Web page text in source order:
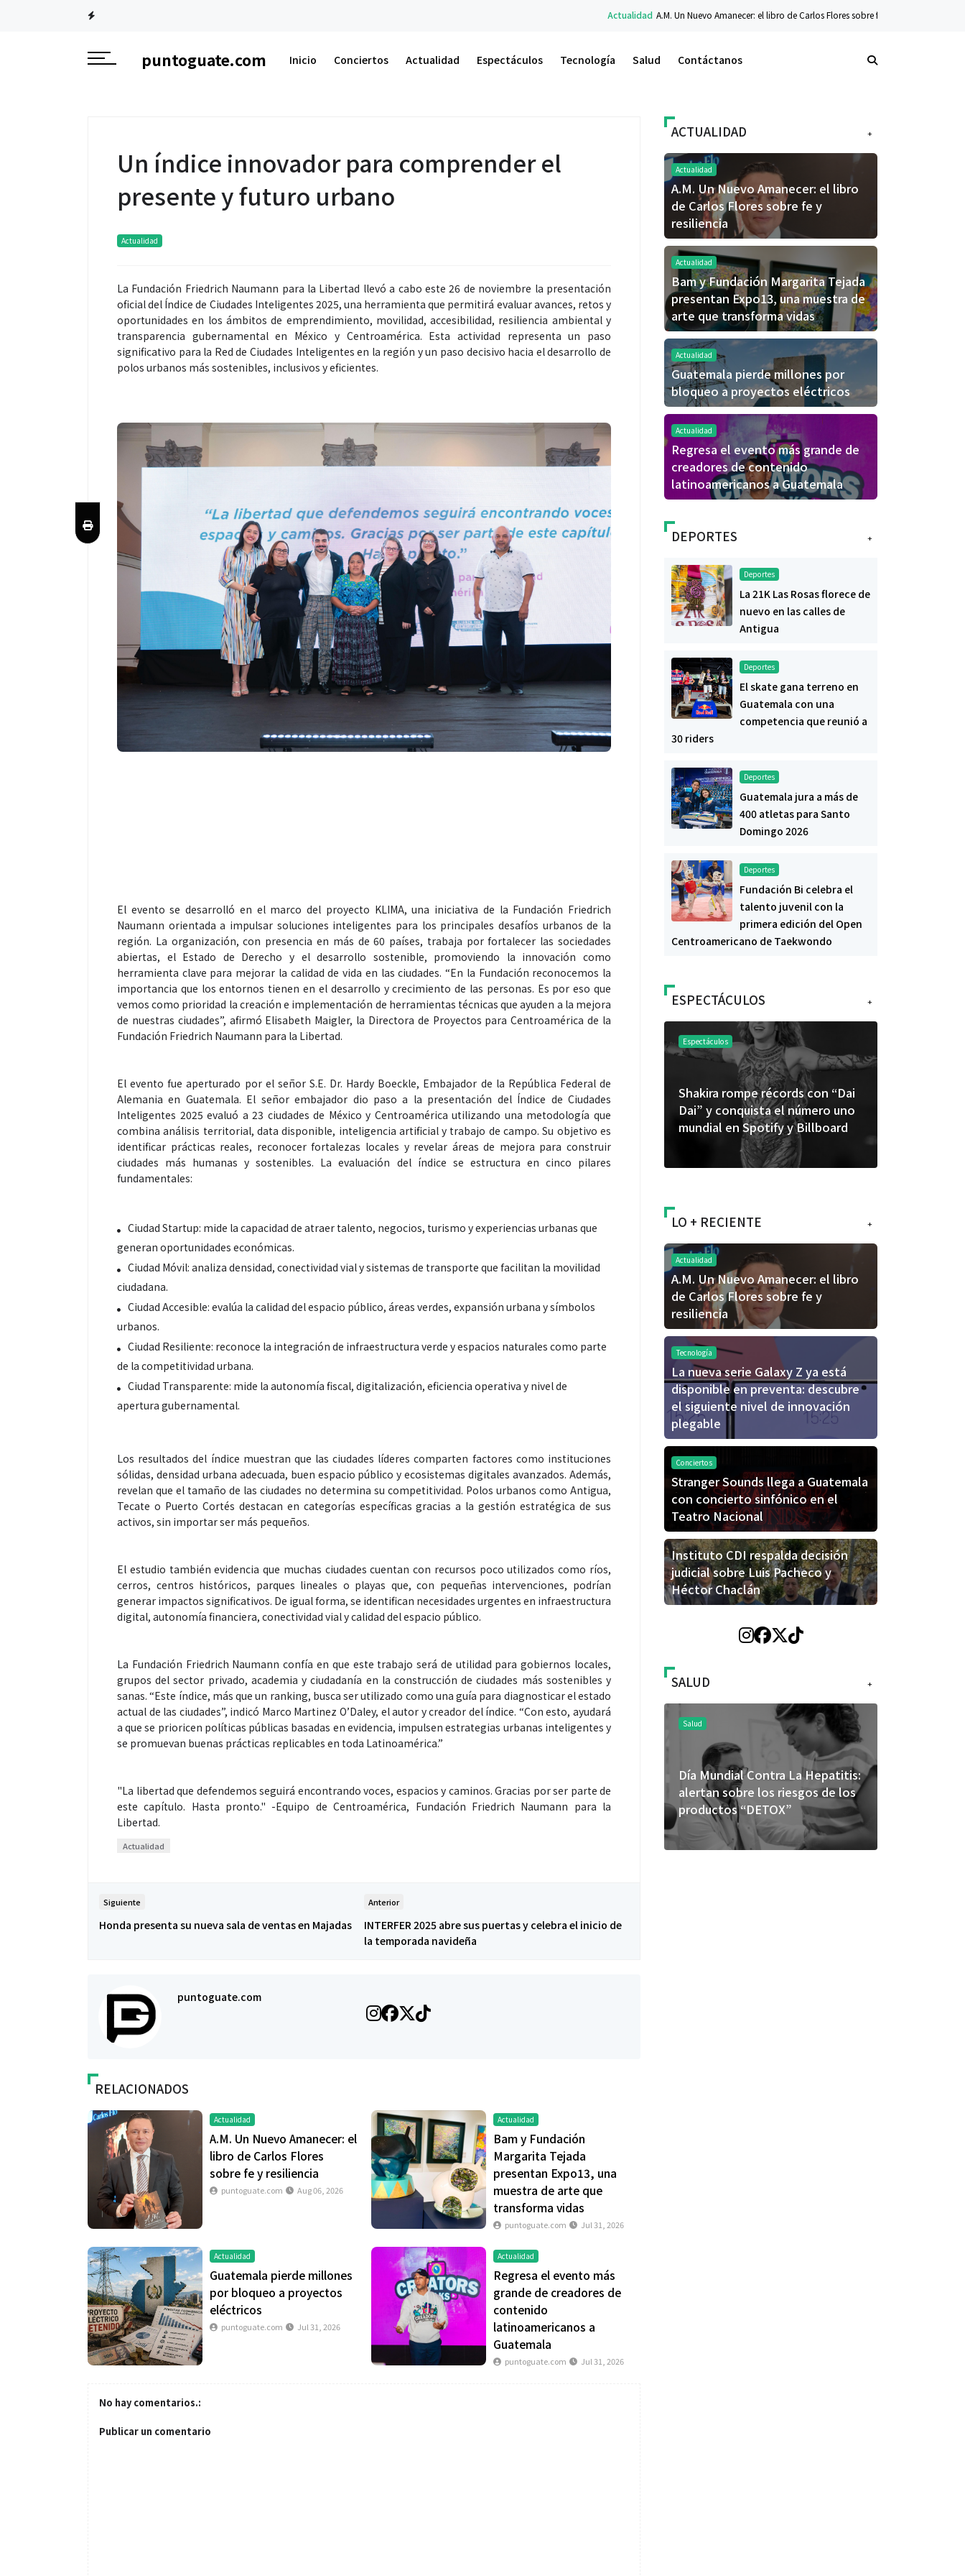
A.M. Un Nuevo Amanecer: el libro de Carlos Flores sobre fe y resiliencia Tecnología
puntoguate.com Inicio Conciertos Actualidad Espectáculos Tecnología Salud Contáctanos
Un índice innovador para comprender el
presente y futuro urbano
Actualidad
La Fundación Friedrich Naumann para la Libertad llevó a cabo este 26 de noviembre la presentación
oficial del Índice de Ciudades Inteligentes 2025, una herramienta que permitirá evaluar avances, retos y
oportunidades en los ámbitos de emprendimiento, movilidad, accesibilidad, resiliencia ambiental y
transparencia gubernamental en México y Centroamérica. Esta actividad representa un paso
significativo para la Red de Ciudades Inteligentes en la región y un paso decisivo hacia el desarrollo de
polos urbanos más sostenibles, inclusivos y eficientes.
El evento se desarrolló en el marco del proyecto KLIMA, una iniciativa de la Fundación Friedrich
Naumann orientada a impulsar soluciones inteligentes para los principales desafíos urbanos de la
región. La organización, con presencia en más de 60 países, trabaja por fortalecer las sociedades
abiertas, el Estado de Derecho y el desarrollo sostenible, promoviendo la innovación como
herramienta clave para mejorar la calidad de vida en las ciudades. “En la Fundación reconocemos la
importancia que los entornos tienen en el desarrollo y crecimiento de las personas. Es por eso que
vemos como prioridad la creación e implementación de herramientas técnicas que ayuden a la mejora
de nuestras ciudades”, afirmó Elisabeth Maigler, la Directora de Proyectos para Centroamérica de la
Fundación Friedrich Naumann para la Libertad.
El evento fue aperturado por el señor S.E. Dr. Hardy Boeckle, Embajador de la República Federal de
Alemania en Guatemala. El señor embajador dio paso a la presentación del Índice de Ciudades
Inteligentes 2025 evaluó a 23 ciudades de México y Centroamérica utilizando una metodología que
combina análisis territorial, data disponible, inteligencia artificial y trabajo de campo. Su objetivo es
identificar prácticas reales, reconocer fortalezas locales y revelar áreas de mejora para construir
ciudades más humanas y sostenibles. La evaluación del índice se estructura en cinco pilares
fundamentales:
Ciudad Startup: mide la capacidad de atraer talento, negocios, turismo y experiencias urbanas que
generan oportunidades económicas.
Ciudad Móvil: analiza densidad, conectividad vial y sistemas de transporte que facilitan la movilidad
ciudadana.
Ciudad Accesible: evalúa la calidad del espacio público, áreas verdes, expansión urbana y símbolos
urbanos.
Ciudad Resiliente: reconoce la integración de infraestructura verde y espacios naturales como parte
de la competitividad urbana.
Ciudad Transparente: mide la autonomía fiscal, digitalización, eficiencia operativa y nivel de
apertura gubernamental.
Los resultados del índice muestran que las ciudades líderes comparten factores como instituciones
sólidas, densidad urbana adecuada, buen espacio público y ecosistemas digitales avanzados. Además,
revelan que el tamaño de las ciudades no determina su competitividad. Polos urbanos como Antigua,
Tecate o Puerto Cortés destacan en categorías específicas gracias a la gestión estratégica de sus
activos, sin importar ser más pequeños.
El estudio también evidencia que muchas ciudades cuentan con recursos poco utilizados como ríos,
cerros, centros históricos, parques lineales o playas que, con pequeñas intervenciones, podrían
generar impactos significativos. De igual forma, se identifican necesidades urgentes en infraestructura
digital, autonomía financiera, conectividad vial y calidad del espacio público.
La Fundación Friedrich Naumann confía en que este trabajo será de utilidad para gobiernos locales,
grupos del sector privado, academia y ciudadanía en la construcción de ciudades más sostenibles y
sanas. “Este índice, más que un ranking, busca ser utilizado como una guía para diagnosticar el estado
actual de las ciudades”, indicó Marco Martinez O’Daley, el autor y creador del índice. “Con esto, ayudará
a que se prioricen políticas públicas basadas en evidencia, impulsen estrategias urbanas inteligentes y
se promuevan buenas prácticas replicables en toda Latinoamérica.”
"La libertad que defendemos seguirá encontrando voces, espacios y caminos. Gracias por ser parte de
este capítulo. Hasta pronto." -Equipo de Centroamérica, Fundación Friedrich Naumann para la
Libertad.
Actualidad
Siguiente
Honda presenta su nueva sala de ventas en Majadas
Anterior
INTERFER 2025 abre sus puertas y celebra el inicio de
la temporada navideña
puntoguate.com
RELACIONADOS
Actualidad
A.M. Un Nuevo Amanecer: el
libro de Carlos Flores
sobre fe y resiliencia
puntoguate.com Aug 06, 2026
Actualidad
Bam y Fundación
Margarita Tejada
presentan Expo13, una
muestra de arte que
transforma vidas
puntoguate.com Jul 31, 2026
Actualidad
Guatemala pierde millones
por bloqueo a proyectos
eléctricos
puntoguate.com Jul 31, 2026
Actualidad
Regresa el evento más
grande de creadores de
contenido
latinoamericanos a
Guatemala
puntoguate.com Jul 31, 2026
No hay comentarios.:
Publicar un comentario
+
ACTUALIDAD
Actualidad
A.M. Un Nuevo Amanecer: el libro
de Carlos Flores sobre fe y
resiliencia
Actualidad
Bam y Fundación Margarita Tejada
presentan Expo13, una muestra de
arte que transforma vidas
Actualidad
Guatemala pierde millones por
bloqueo a proyectos eléctricos
Actualidad
Regresa el evento más grande de
creadores de contenido
latinoamericanos a Guatemala
+
DEPORTES
Deportes
La 21K Las Rosas florece de
nuevo en las calles de
Antigua
Deportes
El skate gana terreno en
Guatemala con una
competencia que reunió a
30 riders
Deportes
Guatemala jura a más de
400 atletas para Santo
Domingo 2026
Deportes
Fundación Bi celebra el
talento juvenil con la
primera edición del Open
Centroamericano de Taekwondo
+
ESPECTÁCULOS
Espectáculos
Shakira rompe récords con “Dai
Dai” y conquista el número uno
mundial en Spotify y Billboard
La marimba une generaciones: el
46.º Festival de Marimba Paiz
transforma la tradición en un
espectáculo para todos
Espectáculos
“Donde quiera que estés” el
primer capítulo del universo de
“FRAGMENTOS” su próximo
álbum de estudio
+
LO + RECIENTE
Actualidad
A.M. Un Nuevo Amanecer: el libro
de Carlos Flores sobre fe y
resiliencia
Tecnología
La nueva serie Galaxy Z ya está
disponible en preventa: descubre
el siguiente nivel de innovación
plegable
Conciertos
Stranger Sounds llega a Guatemala
con concierto sinfónico en el
Teatro Nacional
Instituto CDI respalda decisión
judicial sobre Luis Pacheco y
Héctor Chaclán
+
SALUD
Salud
Día Mundial Contra La Hepatitis:
alertan sobre los riesgos de los
productos “DETOX”
Salud
de fútbol? La estrategia que
usan los atletas para rendir
Salud
más allá del rostro: cada zona
merece una atención específica